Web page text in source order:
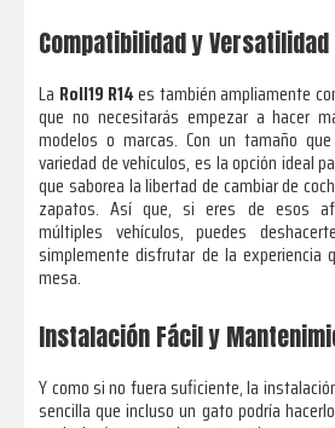
Compatibilidad y Versatilidad
La Roll19 R14es también ampliamente
que no necesitarás empezar a hacer
modelos o marcas. Con un tamaño
variedad de vehículos, es la opción ideal
que saborea la libertad de cambiar de
zapatos. Así que, si eres de esos
múltiples vehículos, puedes
simplemente disfrutar de la
mesa.
Instalación Fácil y
Y como si no fuera suficiente, la
sencilla que incluso un gato podría